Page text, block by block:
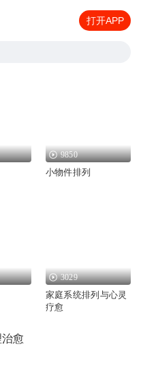
打开APP
9850
小物件排列
3029
家庭系统排列与心灵
疗愈
愈